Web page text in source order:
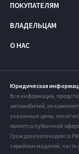
ПОКУПАТЕЛЯМ
ВЛАДЕЛЬЦАМ
О НАС
Юридическая
Вся информация,
автомобилей, их
указанные цены, носит
является публичной
Гражданского кодекса
серийных моделей, часть